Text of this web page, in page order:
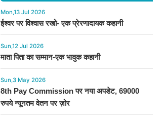
Mon,13 Jul 2026
ईश्वर पर विश्वास रखो- एक प्रेरणादायक कहानी
Sun,12 Jul 2026
माता पिता का सम्मान-एक भावुक कहानी
Sun,3 May 2026
8th Pay Commission पर नया अपडेट, 69000
रुपये न्यूनतम वेतन पर ज़ोर